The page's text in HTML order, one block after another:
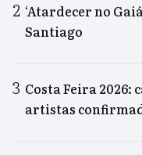
‘Atardecer no
Santiago
Costa Feira 2026:
artistas